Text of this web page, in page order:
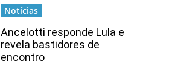
Notícias
Ancelotti responde Lula e
revela bastidores de
encontro